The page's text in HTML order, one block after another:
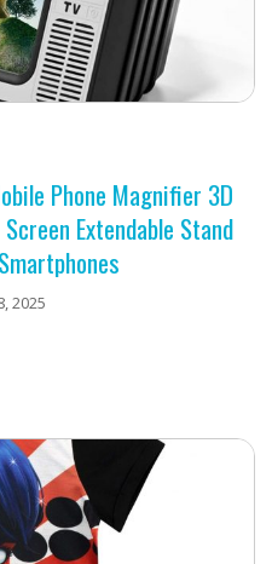
Phone Magnifier 3D
Extendable Stand
2025